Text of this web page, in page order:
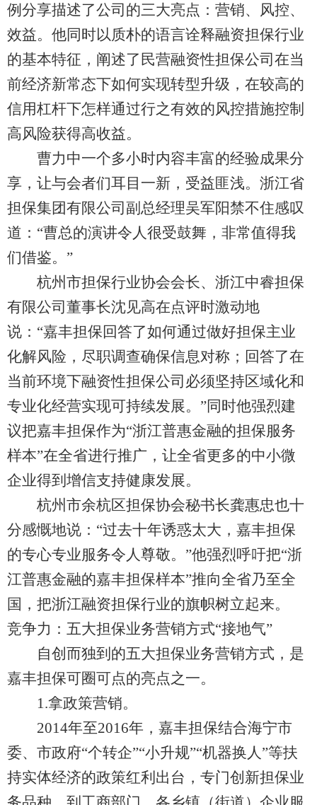
例分享描述了公司的三大亮点：营销、风控、
效益。他同时以质朴的语言诠释融资担保行业
的基本特征，阐述了民营融资性担保公司在当
前经济新常态下如何实现转型升级，在较高的
信用杠杆下怎样通过行之有效的风控措施控制
高风险获得高收益。
曹力中一个多小时内容丰富的经验成果分
享，让与会者们耳目一新，受益匪浅。浙江省
担保集团有限公司副总经理吴军阳禁不住感叹
道：“曹总的演讲令人很受鼓舞，非常值得我
们借鉴。”
杭州市担保行业协会会长、浙江中睿担保
有限公司董事长沈见高在点评时激动地
说：“嘉丰担保回答了如何通过做好担保主业
化解风险，尽职调查确保信息对称；回答了在
当前环境下融资性担保公司必须坚持区域化和
专业化经营实现可持续发展。”同时他强烈建
议把嘉丰担保作为“浙江普惠金融的担保服务
样本”在全省进行推广，让全省更多的中小微
企业得到增信支持健康发展。
杭州市余杭区担保协会秘书长龚惠忠也十
分感慨地说：“过去十年诱惑太大，嘉丰担保
的专心专业服务令人尊敬。”他强烈呼吁把“浙
江普惠金融的嘉丰担保样本”推向全省乃至全
国，把浙江融资担保行业的旗帜树立起来。
竞争力：五大担保业务营销方式“接地气”
自创而独到的五大担保业务营销方式，是
嘉丰担保可圈可点的亮点之一。
1.拿政策营销。
2014年至2016年，嘉丰担保结合海宁市
委、市政府“个转企”“小升规”“机器换人”等扶
持实体经济的政策红利出台，专门创新担保业